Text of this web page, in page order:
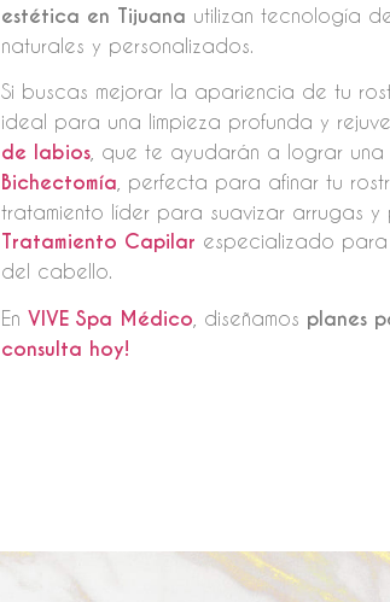
estética en Tijuana utilizan tecnología
naturales y personalizados.
Si buscas mejorar la apariencia de tu
ideal para una limpieza profunda y
de labios, que te ayudarán a lograr una
Bichectomía , perfecta para afinar tu
tratamiento líder para suavizar arrugas y
Tratamiento Capilar especializado
del cabello.
En VIVE Spa Médico , diseñamos planes
consulta hoy!